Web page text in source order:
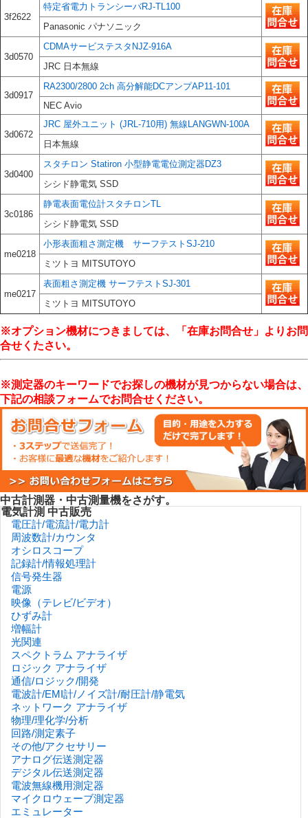
3f2622
特定省電力トランシーバRJ-TL100
Panasonic パナソニック
3d0570
CDMAサービステスタNJZ-916A
JRC 日本無線
3d0917
RA2300/2800 2ch 高分解能DCアンプAP11-101
NEC Avio
3d0672
JRC 屋外ユニット (JRL-710用) 無線LANGWN-100A
日本無線
3d0400
スタチロン Statiron 小型静電電位測定器DZ3
シシド静電気 SSD
3c0186
静電表面電位計スタチロンTL
シシド静電気 SSD
me0218
小形表面粗さ測定機 サーフテストSJ-210
ミツトヨ MITSUTOYO
me0217
表面粗さ測定機 サーフテストSJ-301
ミツトヨ MITSUTOYO
※オプション機材につきましては、「在庫お問合せ」よりお問
合せくたさい。
※測定器のキーワードでお探しの機材が見つからない場合は、
下記の相談フォームでお問合せください。
中古計測器・中古測量機をさがす。
電気計測 中古販売
電圧計/電流計/電力計
周波数計/カウンタ
オシロスコープ
記録計/情報処理計
信号発生器
電源
映像（テレビ/ビデオ）
ひずみ計
増幅計
光関連
スペクトラム アナライザ
ロジック アナライザ
通信/ロジック/開発
電波計/EMI計/ノイズ計/耐圧計/静電気
ネットワーク アナライザ
物理/理化学/分析
回路/測定素子
その他/アクセサリー
アナログ伝送測定器
デジタル伝送測定器
電波無線機用測定器
マイクロウェーブ測定器
エミュレーター